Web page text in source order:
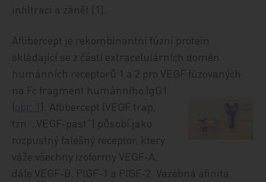
infiltraci a zánět [1].
Aflibercept je rekombinantní fúzní protein
skládající se z částí extracelulárních domén
humánních receptorů 1 a 2 pro VEGF fúzovaných
na Fc fragment humánního IgG1
(
). Aflibercept (VEGF trap,
tzn. „VEGF-past”) působí jako
rozpustný falešný receptor, který
váže všechny izoformy VEGF-A,
dále VEGF-B, PlGF-1 a PlGF-2. Vazebná afinita